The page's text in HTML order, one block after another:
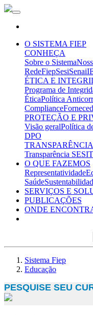
O SISTEMA FIEP
CONHEÇA
Sobre o Sistema
RedeFiepSesiSenai
ÉTICA E
Programa de
ÉticaPolítica
Compliance
PROTEÇÃO E
Visão geralPolítica
DPO
TRANSPARÊNCIA
Transparência SESI
O QUE FAZEMOS
Representatividade
Saúde
SERVIÇOS E
PUBLICAÇÕES
ONDE
Sistema Fiep
Educação
PESQUISE SEU